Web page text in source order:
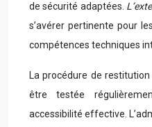
de sécurité adaptées.
s’avérer pertinente pour
compétences techniques
La procédure de
être testée
accessibilité effective.